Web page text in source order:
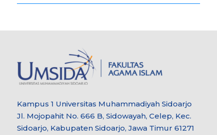
Kampus 1 Universitas Muhammadiyah Sidoarjo
Jl. Mojopahit No. 666 B, Sidowayah, Celep, Kec.
Sidoarjo, Kabupaten Sidoarjo, Jawa Timur 61271